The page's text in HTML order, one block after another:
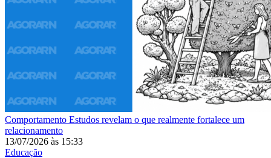
Comportamento Estudos revelam o que realmente fortalece um
relacionamento
13/07/2026 às 15:33
Educação